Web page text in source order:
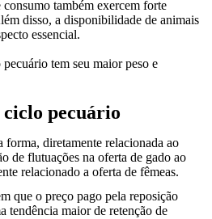
também exercem forte
disso, a disponibilidade de animais
essencial.
tem seu maior peso e
ciclo pecuário
forma, diretamente relacionada ao
de flutuações na oferta de gado ao
relacionado a oferta de fêmeas.
que o preço pago pela reposição
tendência maior de retenção de